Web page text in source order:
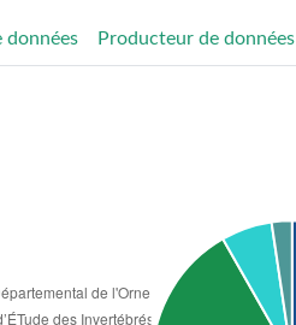
données Producteur de données